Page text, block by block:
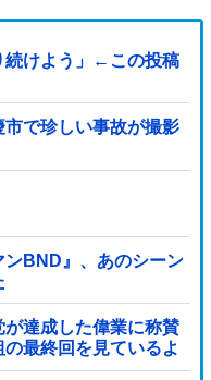
続けよう」←この投稿
市で珍しい事故が撮影
ンBND』、あのシーン
が達成した偉業に称賛
最終回を見ているよ